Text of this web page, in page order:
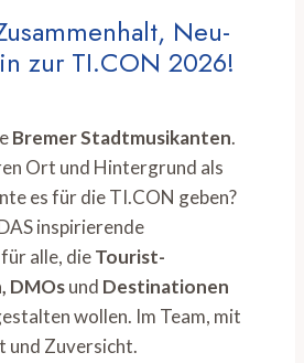
Neu-
zur TI.CON 2026!
Bremer Stadtmusikanten.
Ort und Hintergrund als
es für die TI.CON geben?
inspirierende
alle, dieTourist-
DMOsund Destinationen
wollen. Im Team, mit
Zuversicht.